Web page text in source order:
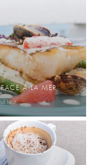
À LA MER
test